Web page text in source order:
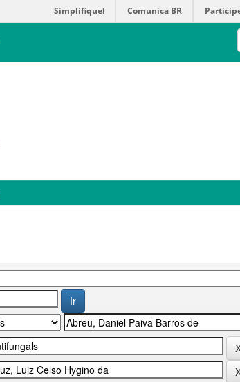
Simplifique! Comunica BR